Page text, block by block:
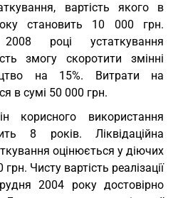
вартість якого в
становить 10 000 грн.
році устаткування
змогу скоротити змінні
на 15%. Витрати на
в сумі 50 000 грн.
корисного використання
8 років. Ліквідаційна
оцінюється у діючих
Чисту вартість реалізації
2004 року достовірно